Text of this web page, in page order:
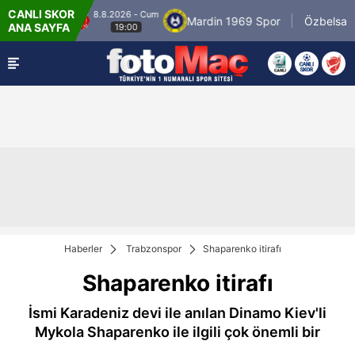
CANLI SKOR
ANA SAYFA
8.8.2026 - Cum
19:00
Mardin 1969 Spor Özbelsan
Haberler Trabzonspor Shaparenko itirafı
Shaparenko itirafı
İsmi Karadeniz devi ile anılan Dinamo Kiev'li
Mykola Shaparenko ile ilgili çok önemli bir